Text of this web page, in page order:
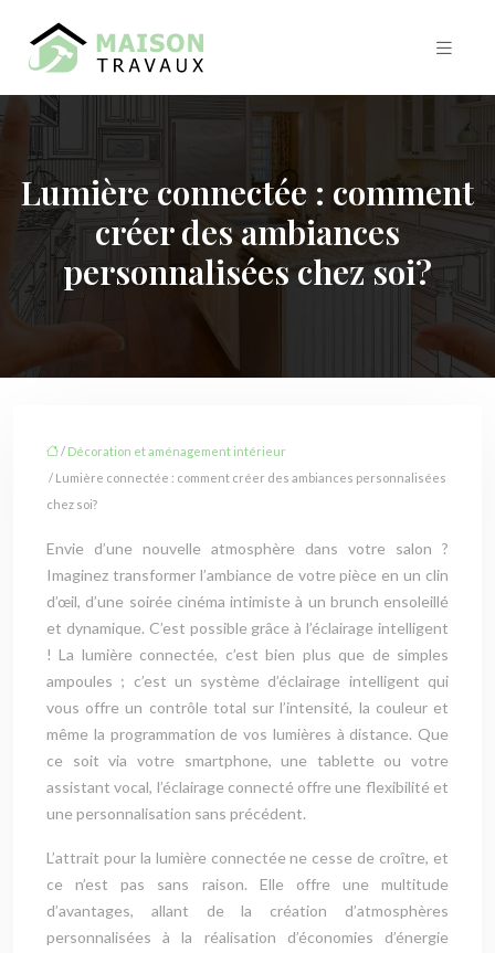
Lumière connectée : comment
créer des ambiances
personnalisées chez soi?
/ Décoration et aménagement intérieur
/ Lumière connectée : comment créer des ambiances personnalisées
chez soi?
Envie d’une nouvelle atmosphère dans votre salon ?
Imaginez transformer l’ambiance de votre pièce en un clin
d’œil, d’une soirée cinéma intimiste à un brunch ensoleillé
et dynamique. C’est possible grâce à l’éclairage intelligent
! La lumière connectée, c’est bien plus que de simples
ampoules ; c’est un système d’éclairage intelligent qui
vous offre un contrôle total sur l’intensité, la couleur et
même la programmation de vos lumières à distance. Que
ce soit via votre smartphone, une tablette ou votre
assistant vocal, l’éclairage connecté offre une flexibilité et
une personnalisation sans précédent.
L’attrait pour la lumière connectée ne cesse de croître, et
ce n’est pas sans raison. Elle offre une multitude
d’avantages, allant de la création d’atmosphères
personnalisées à la réalisation d’économies d’énergie